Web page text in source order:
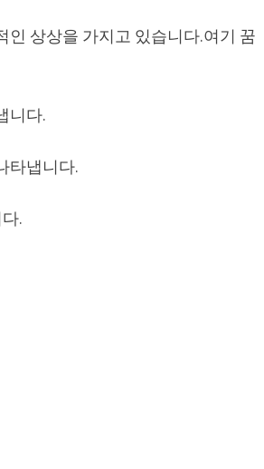
인 상상을 가지고 있습니다.여기 꿈
니다.
타냅니다.
.